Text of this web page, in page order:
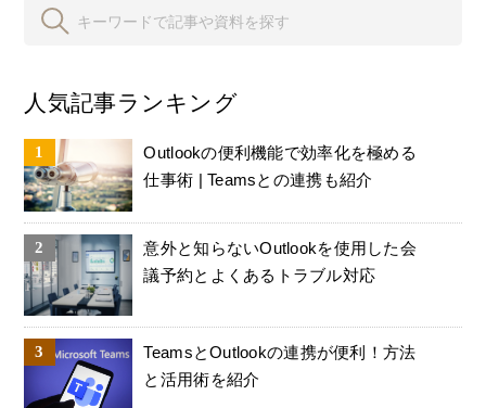
人気記事ランキング
Outlookの便利機能で効率化を極める
仕事術 | Teamsとの連携も紹介
意外と知らないOutlookを使用した会
議予約とよくあるトラブル対応
TeamsとOutlookの連携が便利！方法
と活用術を紹介